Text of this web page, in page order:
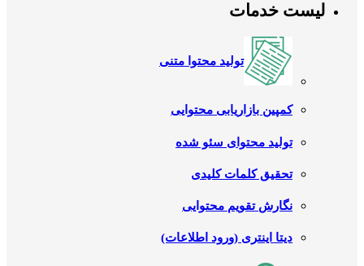
لیست خدمات
تولید محتوا متنی
کمپین بازاریابی محتوایی
تولید محتوای سئو شده
تحقیق کلمات کلیدی
نگارش تقویم محتوایی
دیتا اینتری (ورود اطلاعات)